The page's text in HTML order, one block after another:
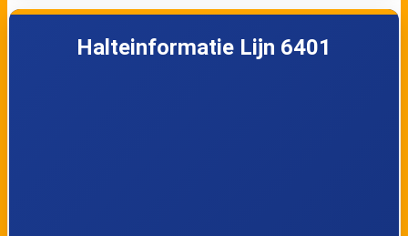
Halteinformatie Lijn 6401